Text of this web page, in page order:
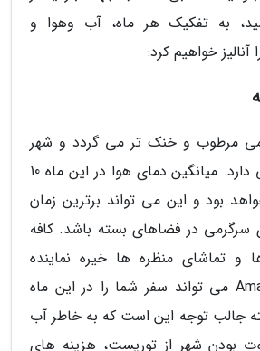
به تفکیک هر ماه، آب وهوا و
خواهیم کرد:
کمی مرطوب و خنک تر می گردد و شهر
تقریباً 12 روز بارندگی دارد. میانگین دمای هوا در این ماه 10
بود و این می تواند برترین زمان
سرگرمی در فضاهای بسته باشد. کافه
و تماشای منظره ها خیره نماینده
زمستانی ساحل Amalfi می تواند سفر شما را در این ماه
جالب توجه این است که به خاطر آب
بودن شهر از توریست، هزینه های